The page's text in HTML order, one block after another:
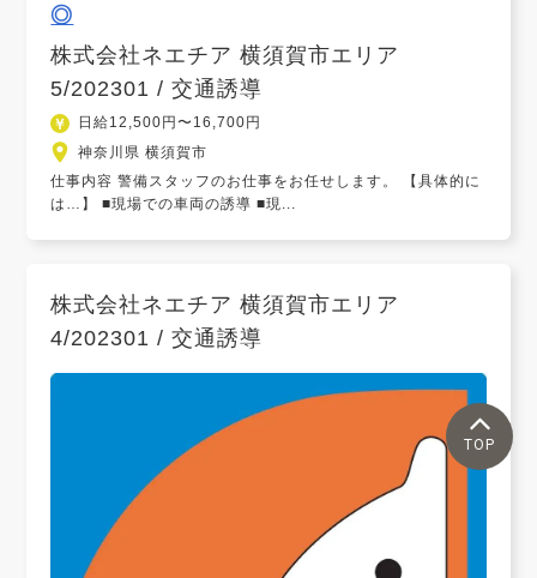
◎
株式会社ネエチア 横須賀市エリア
5/202301 / 交通誘導
日給12,500円〜16,700円
神奈川県 横須賀市
仕事内容 警備スタッフのお仕事をお任せします。 【具体的に
は…】 ■現場での車両の誘導 ■現...
株式会社ネエチア 横須賀市エリア
4/202301 / 交通誘導
TOP